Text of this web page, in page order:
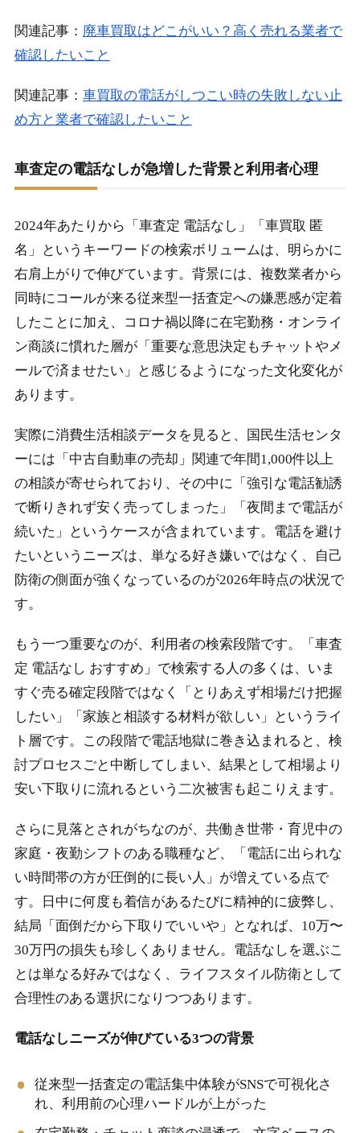
2-2. 匿名性を最大化するプロの設定とリスク管理
する方法
2-4. 電話なし査定を後押しする最新トレンドと公的サポ
まとめ：車査定で電話なしおすすめを賢く選ぶ最終
関連記事： 廃車買取はどこがいい？高く売れる業者で
確認したいこと
関連記事： 車買取の電話がしつこい時の失敗しない止
め方と業者で確認したいこと
車査定の電話なしが急増した背景と利用者心理
2024年あたりから「車査定 電話なし」「車買取 匿
名」というキーワードの検索ボリュームは、明らかに
右肩上がりで伸びています。背景には、複数業者から
同時にコールが来る従来型一括査定への嫌悪感が定着
したことに加え、コロナ禍以降に在宅勤務・オンライ
ン商談に慣れた層が「重要な意思決定もチャットやメ
ールで済ませたい」と感じるようになった文化変化が
あります。
実際に消費生活相談データを見ると、国民生活センタ
ーには「中古自動車の売却」関連で年間1,000件以上
の相談が寄せられており、その中に「強引な電話勧誘
で断りきれず安く売ってしまった」「夜間まで電話が
続いた」というケースが含まれています。電話を避け
たいというニーズは、単なる好き嫌いではなく、自己
防衛の側面が強くなっているのが2026年時点の状況で
す。
もう一つ重要なのが、利用者の検索段階です。「車査
定 電話なし おすすめ」で検索する人の多くは、いま
すぐ売る確定段階ではなく「とりあえず相場だけ把握
したい」「家族と相談する材料が欲しい」というライ
ト層です。この段階で電話地獄に巻き込まれると、検
討プロセスごと中断してしまい、結果として相場より
安い下取りに流れるという二次被害も起こりえます。
さらに見落とされがちなのが、共働き世帯・育児中の
家庭・夜勤シフトのある職種など、「電話に出られな
い時間帯の方が圧倒的に長い人」が増えている点で
す。日中に何度も着信があるたびに精神的に疲弊し、
結局「面倒だから下取りでいいや」となれば、10万〜
30万円の損失も珍しくありません。電話なしを選ぶこ
とは単なる好みではなく、ライフスタイル防衛として
合理性のある選択になりつつあります。
電話なしニーズが伸びている3つの背景
従来型一括査定の電話集中体験がSNSで可視化さ
れ、利用前の心理ハードルが上がった